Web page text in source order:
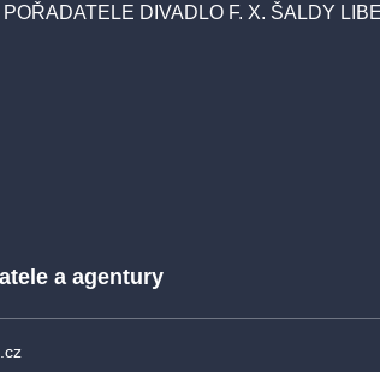
POŘADATELE DIVADLO F. X. ŠALDY
a agentury